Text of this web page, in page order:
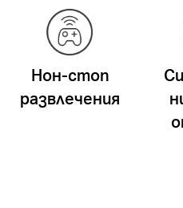
Нон-стоп
развлечения